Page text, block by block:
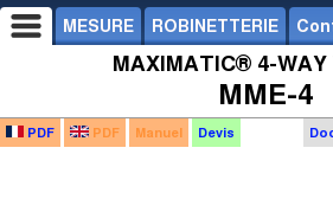
MESURE ROBINETTERIE
MAXIMATIC® 4-WAY
MME-4
PDF PDF Manuel Devis